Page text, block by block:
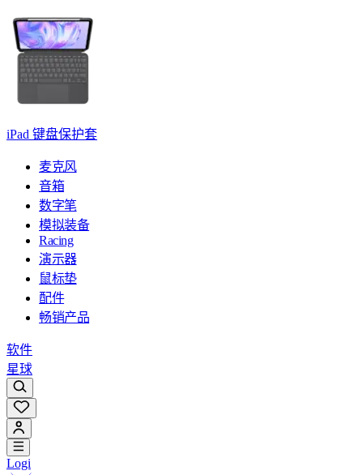
iPad 键盘保护套
麦克风
音箱
数字笔
模拟装备
Racing
演示器
鼠标垫
配件
畅销产品
软件
星球
Logi